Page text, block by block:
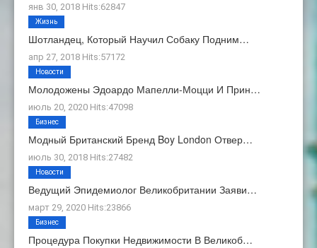
янв 30, 2018 Hits:62847
Шотландец, Который Научил Собаку Подним…
апр 27, 2018 Hits:57172
Жизнь
Молодожены Эдоардо Мапелли-Моцци И Прин…
июль 20, 2020 Hits:47098
Новости
Модный Британский Бренд Boy London Отвер…
июль 30, 2018 Hits:27482
Бизнес
Ведущий Эпидемиолог Великобритании Заяви…
март 29, 2020 Hits:23866
Новости
Процедура Покупки Недвижимости В Великоб…
Бизнес